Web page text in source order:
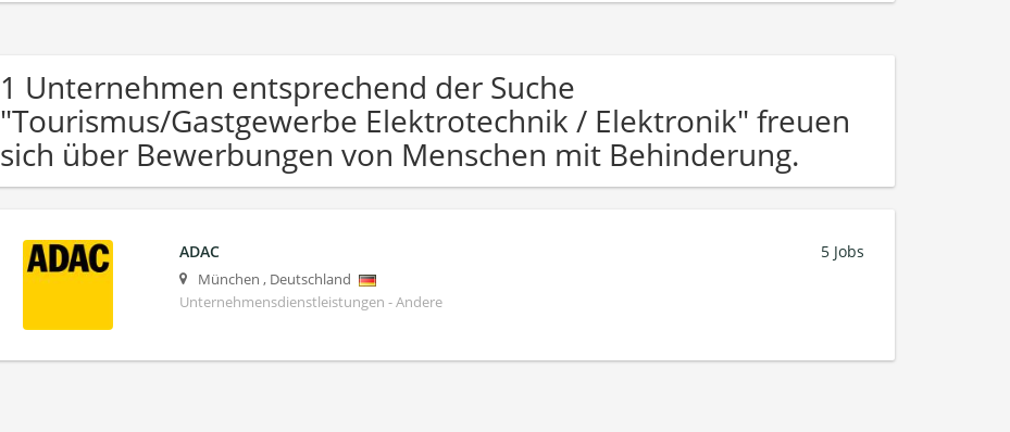
1 Unternehmen entsprechend der Suche
"Tourismus/Gastgewerbe Elektrotechnik / Elektronik" freuen
sich über Bewerbungen von Menschen mit Behinderung.
ADAC
München , Deutschland
Unternehmensdienstleistungen - Andere
5 Jobs